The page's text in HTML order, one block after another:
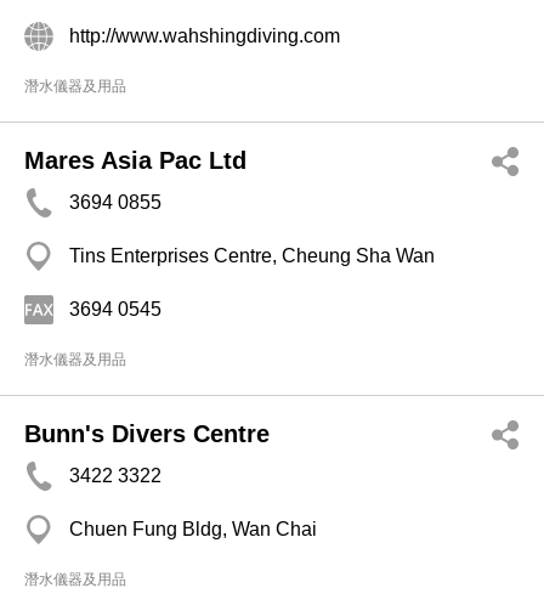
http://www.wahshingdiving.com
潛水儀器及用品
Mares Asia Pac Ltd
3694 0855
Tins Enterprises Centre, Cheung Sha Wan
3694 0545
潛水儀器及用品
Bunn's Divers Centre
3422 3322
Chuen Fung Bldg, Wan Chai
潛水儀器及用品